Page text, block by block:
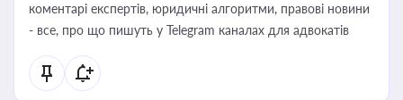
коментарі експертів, юридичні алгоритми, правові новини
- все, про що пишуть у Telegram каналах для адвокатів